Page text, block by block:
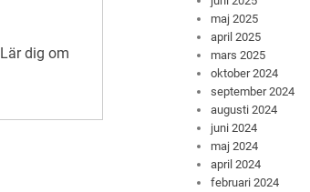
Lär dig om
maj 2025
april 2025
mars 2025
oktober 2024
september 2024
augusti 2024
juni 2024
maj 2024
april 2024
februari 2024